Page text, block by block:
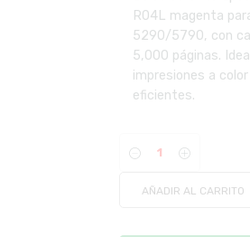
R04L magenta
5290/5790, con
5,000 páginas.
impresiones a
eficientes.
AÑADIR AL CARRITO